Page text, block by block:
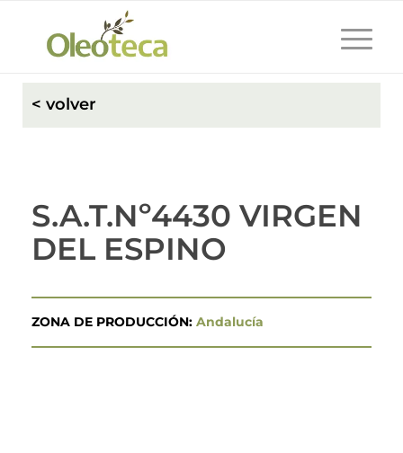
< volver
S.A.T.Nº4430 VIRGEN
DEL ESPINO
ZONA DE PRODUCCIÓN: Andalucía